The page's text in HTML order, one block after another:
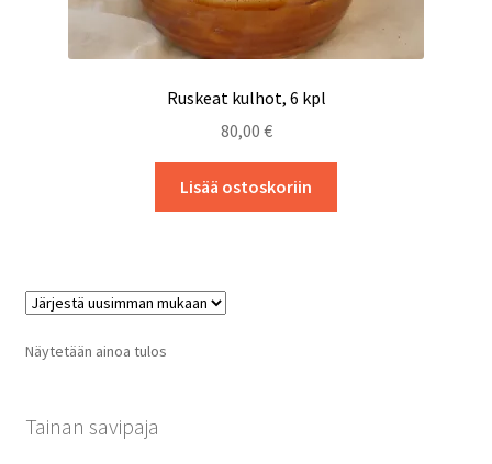
Ruskeat kulhot, 6 kpl
80,00 €
Lisää ostoskoriin
Näytetään ainoa tulos
Tainan savipaja